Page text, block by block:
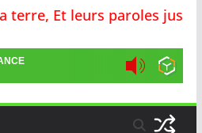
leurs paroles jusqu'aux